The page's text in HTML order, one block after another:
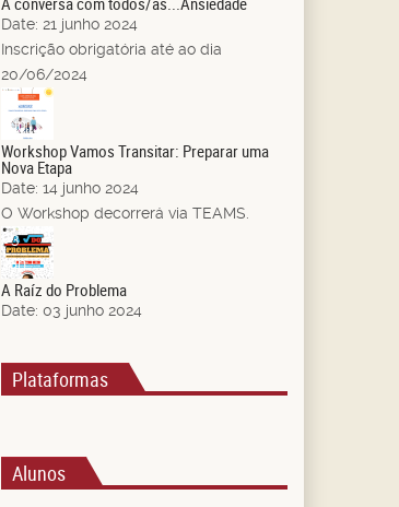
Date: 21 junho 2024
Inscrição obrigatória até ao dia
20/06/2024
Jun.
Workshop Vamos Transitar: Preparar uma
Nova Etapa
Date: 14 junho 2024
O Workshop decorrerá via TEAMS.
03
Jun.
A Raíz do Problema
Date: 03 junho 2024
Plataformas
Alunos